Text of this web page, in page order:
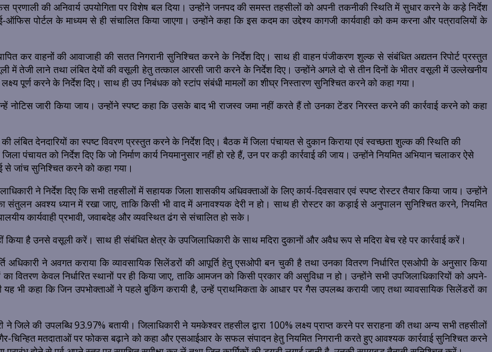
की अनिवार्य उपयोगिता पर विशेष बल दिया। उन्होंने जनपद की समस्त तहसीलों को अपनी तकनीकी स्थिति में सुधार करने के कड़े निर्देश
पोर्टल के माध्यम से ही संचालित किया जाएगा। उन्होंने कहा कि इस कदम का उद्देश्य कागजी कार्यवाही को कम करना और पत्रावलियों के
कर वाहनों की आवाजाही की सतत निगरानी सुनिश्चित करने के निर्देश दिए। साथ ही वाहन पंजीकरण शुल्क से संबंधित अद्यतन रिपोर्ट प्रस्तुत
में तेजी लाने तथा लंबित देयों की वसूली हेतु तत्काल आरसी जारी करने के निर्देश दिए। उन्होंने अगले दो से तीन दिनों के भीतर वसूली में उल्लेखनीय
पूर्ण करने के निर्देश दिए। साथ ही उप निबंधक को स्टांप संबंधी मामलों का शीघ्र निस्तारण सुनिश्चित करने को कहा गया।
नोटिस जारी किया जाय। उन्होंने स्पष्ट कहा कि उसके बाद भी राजस्व जमा नहीं करते हैं तो उनका टेंडर निरस्त करने की कार्रवाई करने को कहा
की लंबित देनदारियों का स्पष्ट विवरण प्रस्तुत करने के निर्देश दिए। बैठक में जिला पंचायत से दुकान किराया एवं स्वच्छता शुल्क की स्थिति की
पंचायत को निर्देश दिए कि जो निर्माण कार्य नियमानुसार नहीं हो रहे हैं, उन पर कड़ी कार्रवाई की जाय। उन्होंने नियमित अभियान चलाकर ऐसे
से जांच सुनिश्चित करने को कहा गया।
ने निर्देश दिए कि सभी तहसीलों में सहायक जिला शासकीय अधिवक्ताओं के लिए कार्य-दिवसवार एवं स्पष्ट रोस्टर तैयार किया जाय। उन्होंने
संतुलन अवश्य ध्यान में रखा जाए, ताकि किसी भी वाद में अनावश्यक देरी न हो। साथ ही रोस्टर का कड़ाई से अनुपालन सुनिश्चित करने, नियमित
कार्यवाही प्रभावी, जवाबदेह और व्यवस्थित ढंग से संचालित हो सके।
नहीं किया है उनसे वसूली करें। साथ ही संबंधित क्षेत्र के उपजिलाधिकारी के साथ मदिरा दुकानों और अवैध रूप से मदिरा बेच रहे पर कार्रवाई करें।
अधिकारी ने अवगत कराया कि व्यावसायिक सिलेंडरों की आपूर्ति हेतु एसओपी बन चुकी है तथा उनका वितरण निर्धारित एसओपी के अनुसार किया
वितरण केवल निर्धारित स्थानों पर ही किया जाए, ताकि आमजन को किसी प्रकार की असुविधा न हो। उन्होंने सभी उपजिलाधिकारियों को अपने-
यह भी कहा कि जिन उपभोक्ताओं ने पहले बुकिंग करायी है, उन्हें प्राथमिकता के आधार पर गैस उपलब्ध करायी जाए तथा व्यावसायिक सिलेंडरों का
जिले की उपलब्धि 93.97% बतायी। जिलाधिकारी ने यमकेश्वर तहसील द्वारा 100% लक्ष्य प्राप्त करने पर सराहना की तथा अन्य सभी तहसीलों
चिन्हित मतदाताओं पर फोकस बढ़ाने को कहा और एसआईआर के सफल संपादन हेतु नियमित निगरानी करते हुए आवश्यक कार्रवाई सुनिश्चित करने